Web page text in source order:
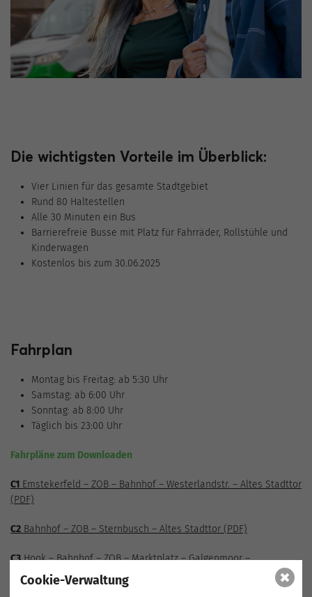
Die wichtigsten Vorteile im Überblick:
Vier Linien für das gesamte Stadtgebiet
Rund 80 Haltestellen
Alle 30 Minuten ein Bus
Barrierefreie Busse mit Platz für Fahrräder, Rollstühle und
Kinderwagen
Kostenlos bis zum 30.06.2025
Fahrplan
Montag bis Freitag: ab 5:30 Uhr
Samstag: ab 6:00 Uhr
Sonntag: ab 8:00 Uhr
Täglich bis 23:00 Uhr
Fahrpläne zum Downloaden
C1 Emstekerfeld – ZOB – Bahnhof – Westerlandstr. – Altes Stadttor
(PDF)
C2 Bahnhof – ZOB – Sternbusch – Altes Stadttor (PDF)
C3Hook – Bahnhof – ZOB – Marktplatz – Galgenmoor –
Vahren/Stapelfeld (PDF)
Cookie-Verwaltung